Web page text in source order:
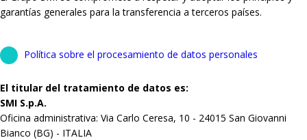
garantías generales para la transferencia a terceros países.
Política sobre el procesamiento de datos personales
El titular del tratamiento de datos es:
SMI S.p.A.
Oficina administrativa: Via Carlo Ceresa, 10 - 24015 San Giovanni
Bianco (BG) - ITALIA